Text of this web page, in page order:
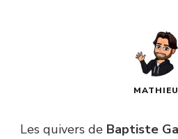
MATHIEU
Les quivers de Baptiste